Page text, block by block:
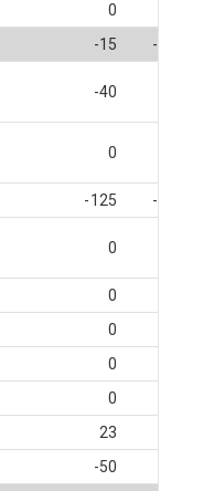
0
-15 -15
-40
0
-125 -91
0
0
0
0
0
23
-50